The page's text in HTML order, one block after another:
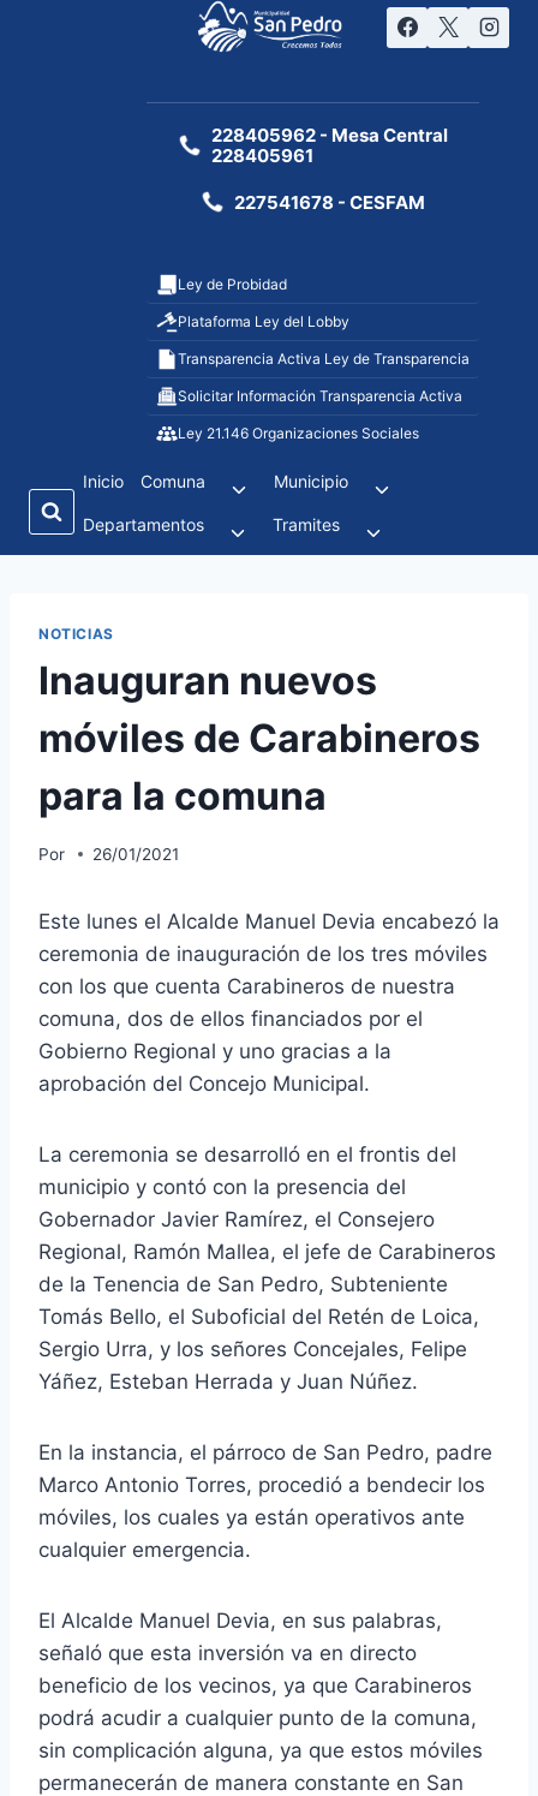
228405962 - Mesa Central
228405961
227541678 - CESFAM
Ley de Probidad
Plataforma Ley del Lobby
Transparencia Activa Ley de Transparencia
Solicitar Información Transparencia Activa
Ley 21.146 Organizaciones Sociales
Inicio Comuna Municipio
Departamentos Tramites
NOTICIAS
Inauguran nuevos
móviles de Carabineros
para la comuna
Por 26/01/2021
Este lunes el Alcalde Manuel Devia encabezó la
ceremonia de inauguración de los tres móviles
con los que cuenta Carabineros de nuestra
comuna, dos de ellos financiados por el
Gobierno Regional y uno gracias a la
aprobación del Concejo Municipal.
La ceremonia se desarrolló en el frontis del
municipio y contó con la presencia del
Gobernador Javier Ramírez, el Consejero
Regional, Ramón Mallea, el jefe de Carabineros
de la Tenencia de San Pedro, Subteniente
Tomás Bello, el Suboficial del Retén de Loica,
Sergio Urra, y los señores Concejales, Felipe
Yáñez, Esteban Herrada y Juan Núñez.
En la instancia, el párroco de San Pedro, padre
Marco Antonio Torres, procedió a bendecir los
móviles, los cuales ya están operativos ante
cualquier emergencia.
El Alcalde Manuel Devia, en sus palabras,
señaló que esta inversión va en directo
beneficio de los vecinos, ya que Carabineros
podrá acudir a cualquier punto de la comuna,
sin complicación alguna, ya que estos móviles
permanecerán de manera constante en San